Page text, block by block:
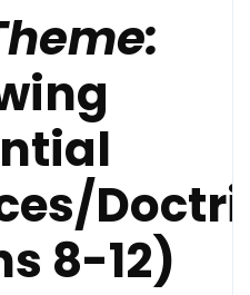
8-12)